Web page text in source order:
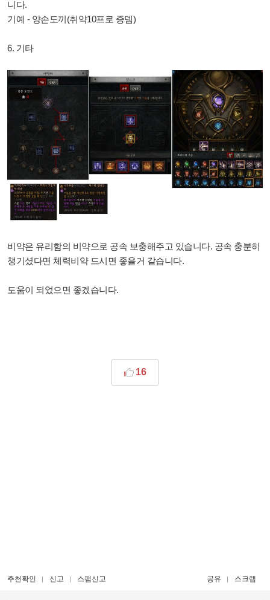
니다.
기예 - 양손도끼(취약10프로 증뎀)
6. 기타
비약은 유리함의 비약으로 공속 보충해주고 있습니다. 공속 충분히
챙기셨다면 체력비약 드시면 좋을거 같습니다.
도움이 되었으면 좋겠습니다.
16
추천확인 신고 스팸신고 공유 스크랩